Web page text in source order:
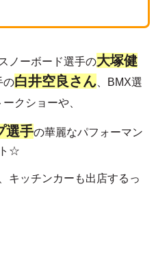
ノーボード選手の大塚健
の白井空良さん、BMX選
クショーや、
選手の華麗なパフォーマン
☆
キッチンカーも出店するっ